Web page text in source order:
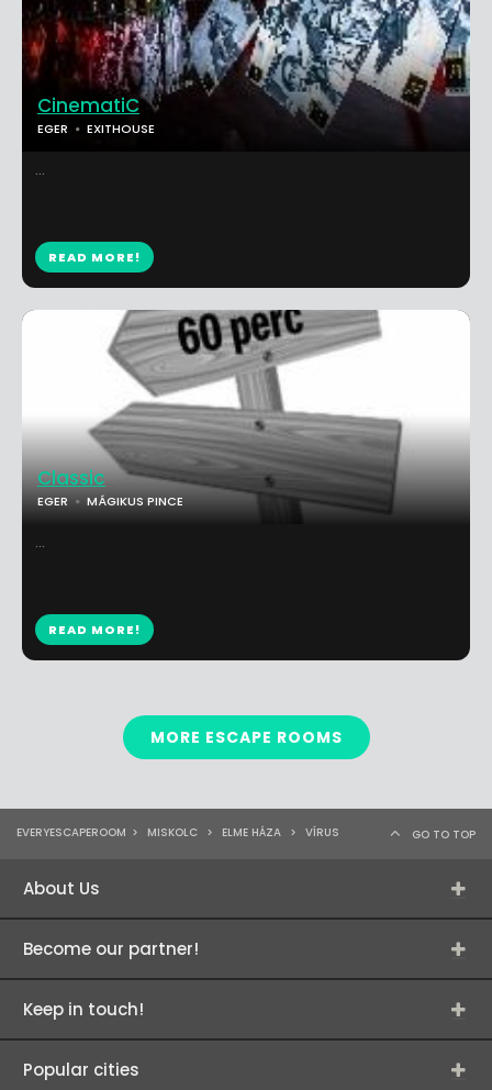
CinematiC
EGER EXITHOUSE
...
READ MORE!
Classic
EGER MÁGIKUS PINCE
...
READ MORE!
MORE ESCAPE ROOMS
EVERYESCAPEROOM > MISKOLC > ELME HÁZA > VÍRUS GO TO TOP
About Us
Become our partner!
Keep in touch!
Popular cities